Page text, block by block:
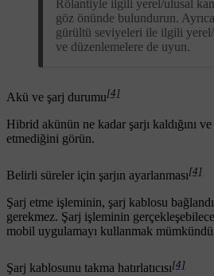
Rölantiyle ilgili yerel/ulusal
göz önünde bulundurun.
gürültü seviyeleri ile ilgili
ve düzenlemelere de uyun.
Akü ve şarj durumu[4]
Hibrid akünün ne kadar şarjı kaldığını
etmediğini görün.
Belirli süreler için şarjın ayarlanması[4]
Şarj etme işleminin, şarj kablosu
gerekmez. Şarj işleminin
mobil uygulamayı kullanmak
Şarj kablosunu takma hatırlatıcısı[4]